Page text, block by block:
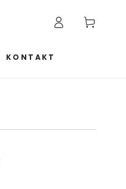
KONTAKT
ind
Kurv